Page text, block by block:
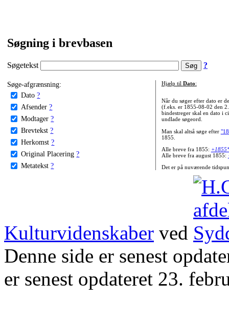
Søgning i brevbasen
Søgetekst ?
Søge-afgrænsning:
Dato ?
Afsender ?
Modtager ?
Brevtekst ?
Herkomst ?
Original Placering ?
Metatekst ?
Hjælp til Dato:
Når du søger efter dato er
(f.eks. er 1855-08-02 den
bindestreger skal en dato i
undlade søgeord.
Man skal altså søge efter
1855.
Alle breve fra 1855:
Alle breve fra august 1855:
Det er på nuværende
Kulturvidenskaber ved
Denne side er senest
er senest opdateret 23.